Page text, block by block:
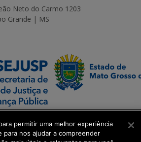
Neto do Carmo 1203
Grande | MS
permitir uma melhor experiência
para nos ajudar a compreender